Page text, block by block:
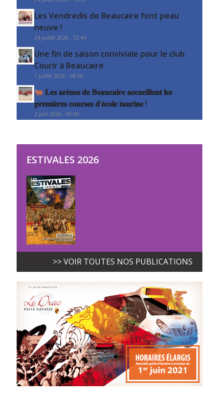
Les Vendredis de Beaucaire font peau
neuve !
24 juillet 2026 - 12:44
Une fin de saison conviviale pour le club
Courir à Beaucaire
7 juillet 2026 - 08:50
𝐋𝐞𝐬 𝐚𝐫𝐞̀𝐧𝐞𝐬 𝐝𝐞 𝐁𝐞𝐚𝐮𝐜𝐚𝐢𝐫𝐞 𝐚𝐜𝐜𝐮𝐞𝐢𝐥𝐥𝐞𝐧𝐭 𝐥𝐞𝐬
𝐩𝐫𝐞𝐦𝐢𝐞̀𝐫𝐞𝐬 𝐜𝐨𝐮𝐫𝐬𝐞𝐬 𝐝’𝐞́𝐜𝐨𝐥𝐞 𝐭𝐚𝐮𝐫𝐢𝐧𝐞 !
2 juin 2026 - 09:56
ESTIVALES 2026
>> VOIR TOUTES NOS PUBLICATIONS